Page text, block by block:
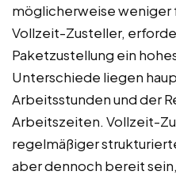
möglicherweise weniger
Vollzeit-Zusteller,
Paketzustellung ein
Unterschiede liegen
Arbeitsstunden und der
Arbeitszeiten. Vollzeit-
regelmäßiger
aber dennoch bereit